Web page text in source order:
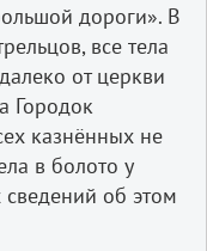
дороги». В
все тела
от церкви
Городок
казнённых не
в болото у
об этом